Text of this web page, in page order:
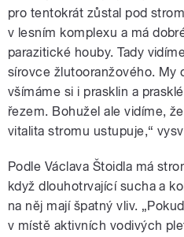
pro tentokrát zůstal pod
v lesním komplexu a má
parazitické houby. Tady
sírovce žlutooranžového. My
všímáme si i prasklin a
řezem. Bohužel ale vidíme,
vitalita stromu ustupuje,“
Podle Václava Štoidla má
když dlouhotrvající sucha a
na něj mají špatný vliv.
v místě aktivních vodivých